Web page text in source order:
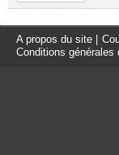
A propos du site
Conditions générales